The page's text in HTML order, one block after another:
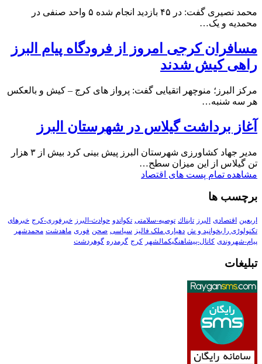
محمد نصیری گفت: در ۴۵ بازدید انجام شده ۵ واحد صنفی در
محمدیه و یک…
مسافران کرجی امروز از فرودگاه پیام البرز
راهی کیش شدند
مرکز البرز؛ منوچهر اتقیایی گفت: پرواز های کرج – کیش و بالعکس
هر سه شنبه…
آغاز برداشت گیلاس در شهرستان البرز
مدیر جهاد کشاورزی شهرستان البرز پیش بینی کرد بیش از ۳ هزار
تن گیلاس از این میزان سطح…
مشاهده تمام پست های اقتصاد
برچسب ها
اربعین اقتصادی البرز تابناك توصیه-سلامتی تکواندو حوادث-البرز خبرفوری-کرج خبرهای
تکنولوڑی را بخوانید و ش دهیاری ملک فالیز سیاسی صحن فوری ماهدشت محمدشهر
پیام-شهروندی کانال-پیشاهنگیکمالشهر کرج گرمدره گوهردشت
تبلیغات